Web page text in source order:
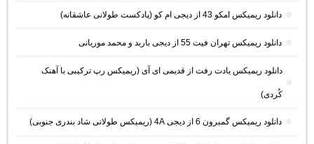
دانلود ریمیکس امکو 43 از دیجی ام کو (پادکست طولانی عاشقانه)
دانلود ریمیکس تهران فیت 55 از دیجی باربد و محمد موریانی
دانلود ریمیکس یادت رفت از قدیمی ای آی (ریمیکس رپ ترکیبی با آهنک
کُردی)
دانلود ریمیکس گمبرون 6 از دیجی 4A (ریمیکس طولانی شاد بندری جنوبی)